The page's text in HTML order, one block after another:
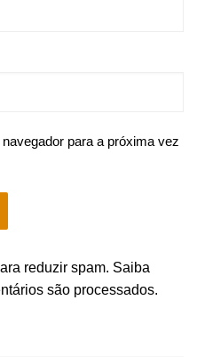
para a próxima vez
reduzir spam. Saiba
são processados.